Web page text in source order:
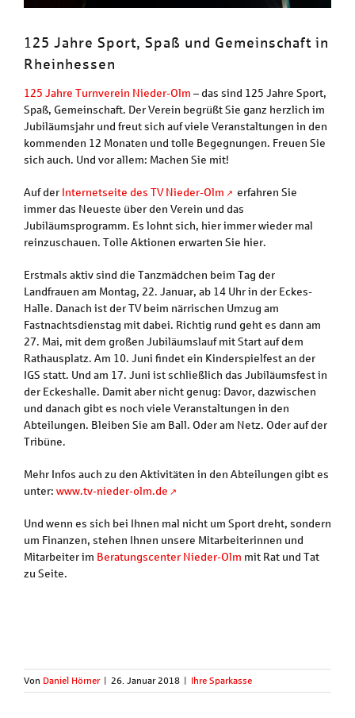
125 Jahre Sport, Spaß und Gemeinschaft in
Rheinhessen
125 Jahre Turnverein Nieder-Olm – das sind 125 Jahre Sport,
Spaß, Gemeinschaft. Der Verein begrüßt Sie ganz herzlich im
Jubiläumsjahr und freut sich auf viele Veranstaltungen in den
kommenden 12 Monaten und tolle Begegnungen. Freuen Sie
sich auch. Und vor allem: Machen Sie mit!
Auf der Internetseite des TV Nieder-Olm
erfahren Sie
immer das Neueste über den Verein und das
Jubiläumsprogramm. Es lohnt sich, hier immer wieder mal
reinzuschauen. Tolle Aktionen erwarten Sie hier.
Erstmals aktiv sind die Tanzmädchen beim Tag der
Landfrauen am Montag, 22. Januar, ab 14 Uhr in der Eckes-
Halle. Danach ist der TV beim närrischen Umzug am
Fastnachtsdienstag mit dabei. Richtig rund geht es dann am
27. Mai, mit dem großen Jubiläumslauf mit Start auf dem
Rathausplatz. Am 10. Juni findet ein Kinderspielfest an der
IGS statt. Und am 17. Juni ist schließlich das Jubiläumsfest in
der Eckeshalle. Damit aber nicht genug: Davor, dazwischen
und danach gibt es noch viele Veranstaltungen in den
Abteilungen. Bleiben Sie am Ball. Oder am Netz. Oder auf der
Tribüne.
Mehr Infos auch zu den Aktivitäten in den Abteilungen gibt es
unter: www.tv-nieder-olm.de
Und wenn es sich bei Ihnen mal nicht um Sport dreht, sondern
um Finanzen, stehen Ihnen unsere Mitarbeiterinnen und
Mitarbeiter im Beratungscenter Nieder-Olm mit Rat und Tat
zu Seite.
Von Daniel Hörner | 26. Januar 2018 | Ihre Sparkasse